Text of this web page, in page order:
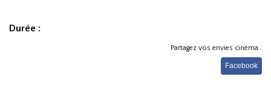
Durée :
Partagez vos envies cinéma :
Facebook